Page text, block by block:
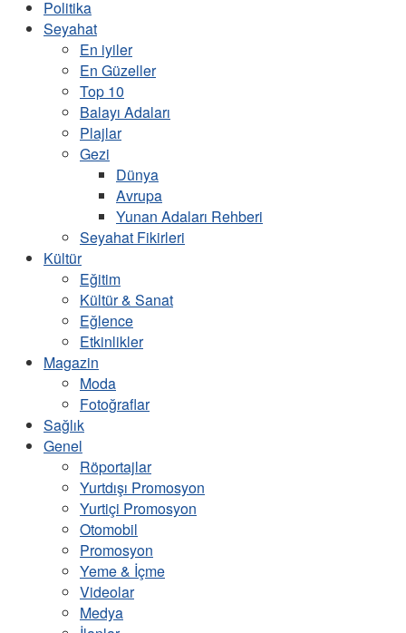
Politika
Seyahat
En iyiler
En Güzeller
Top 10
Balayı Adaları
Plajlar
Gezi
Dünya
Avrupa
Yunan Adaları Rehberi
Seyahat Fikirleri
Kültür
Eğitim
Kültür & Sanat
Eğlence
Etkinlikler
Magazin
Moda
Fotoğraflar
Sağlık
Genel
Röportajlar
Yurtdışı Promosyon
Yurtiçi Promosyon
Otomobil
Promosyon
Yeme & İçme
Videolar
Medya